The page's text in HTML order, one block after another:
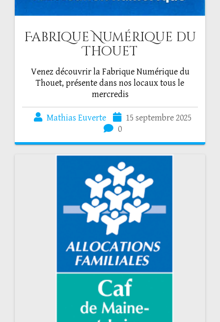
Fabrique Numérique du
Thouet
Venez découvrir la Fabrique Numérique du
Thouet, présente dans nos locaux tous le
mercredis
Mathias Euverte
15 septembre 2025
0